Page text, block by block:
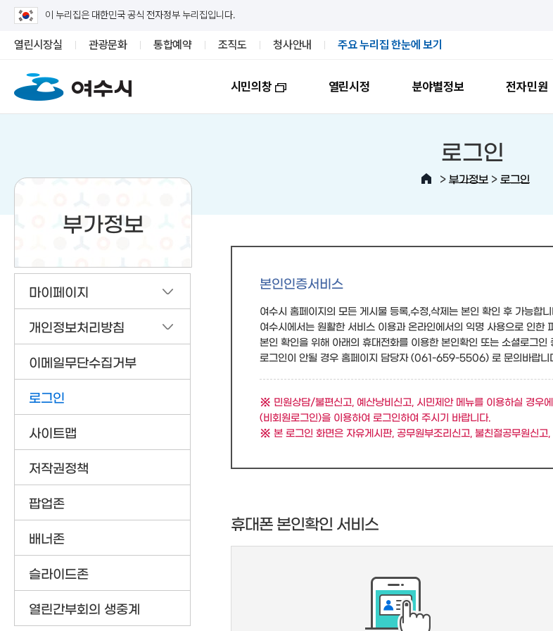
이 누리집은 대한민국 공식 전자정부 누리집입니다.
열린시장실 관광문화 통합예약 조직도 청사안내 주요 누리집 한눈에 보기
시민의창 열린시정 분야별정보 전자민원
부가정보
마이페이지
개인정보처리방침
이메일무단수집거부
로그인
사이트맵
저작권정책
팝업존
배너존
슬라이드존
열린간부회의 생중계
로그인
> 부가정보 > 로그인
본인인증서비스
여수시 홈페이지의 모든 게시물 등록,수정,삭제는 본인 확인 후 가능합니
여수시에서는 원활한 서비스 이용과 온라인에서의 익명 사용으로 인한
본인 확인을 위해 아래의 휴대전화를 이용한 본인확인 또는 소셜로그인
로그인이 안될 경우 홈페이지 담당자 (061-659-5506) 로 문의바랍니
민원상담/불편신고, 예산낭비신고, 시민제안 메뉴를 이용하실 경우
(비회원로그인)을 이용하여 로그인하여 주시기 바랍니다.
본 로그인 화면은 자유게시판, 공무원부조리신고, 불친절공무원신
휴대폰 본인확인 서비스